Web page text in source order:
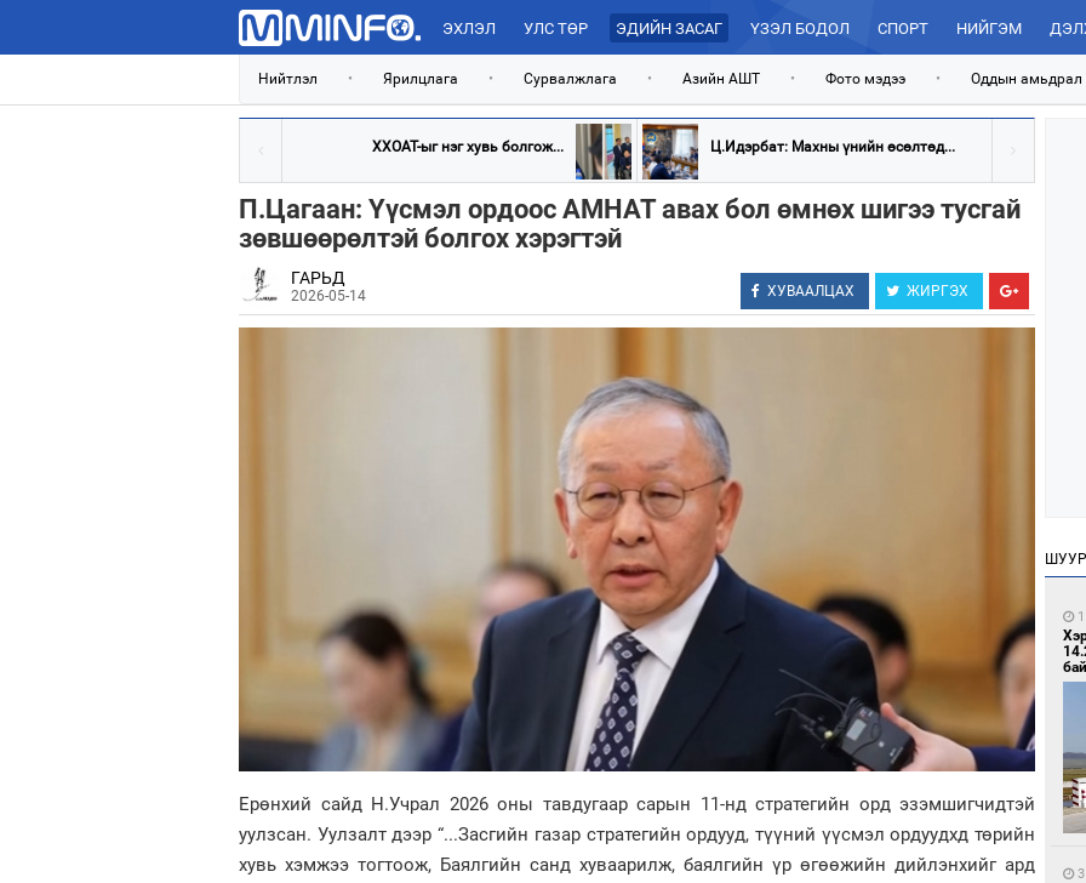
ЭХЛЭЛ УЛС ТӨР ЭДИЙН ЗАСАГ ҮЗЭЛ БОДОЛ СПОРТ НИЙГЭМ
Нийтлэл • Ярилцлага • Сурвалжлага • Азийн АШТ • Фото мэдээ • Оддын амьдрал
ХХОАТ-ыг нэг хувь болгож... Ц.Идэрбат: Махны үнийн өсөлтөд...
П.Цагаан: Үүсмэл ордоос АМНАТ авах бол өмнөх шигээ тусгай
зөвшөөрөлтэй болгох хэрэгтэй
ГАРЬД
2026-05-14 ХУВААЛЦАХ ЖИРГЭХ
Ерөнхий сайд Н.Учрал 2026 оны тавдугаар сарын 11-нд стратегийн орд эзэмшигчидтэй
уулзсан. Уулзалт дээр “...Засгийн газар стратегийн ордууд, түүний үүсмэл ордуудхд төрийн
хувь хэмжээ тогтоож, Баялгийн санд хуваарилж, баялгийн үр өгөөжийн дийлэнхийг ард